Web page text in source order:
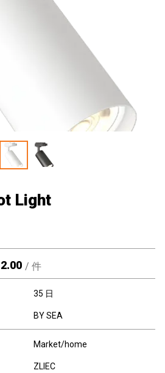
Light
/ 件
35 日
BY SEA
Market/home
ZLIEC